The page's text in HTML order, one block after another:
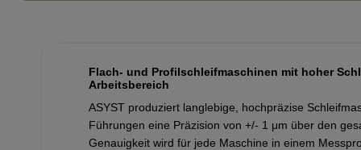
Flach- und Profilschleifmaschinen mit hoher
Arbeitsbereich
ASYST produziert langlebige, hochpräzise
Führungen eine Präzision von +/- 1 μm über den
Genauigkeit wird für jede Maschine in einem